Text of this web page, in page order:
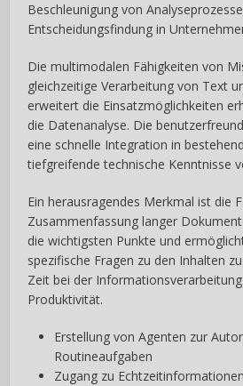
Beschleunigung von
Entscheidungsfindung in
Die multimodalen Fähigkeiten von
gleichzeitige Verarbeitung von Text
erweitert die Einsatzmöglichkeiten
die Datenanalyse. Die
eine schnelle Integration in
tiefgreifende technische Kenntnisse
Ein herausragendes Merkmal ist die
Zusammenfassung langer
die wichtigsten Punkte und
spezifische Fragen zu den Inhalten
Zeit bei der
Produktivität.
Erstellung von Agenten zur
Routineaufgaben
Zugang zu